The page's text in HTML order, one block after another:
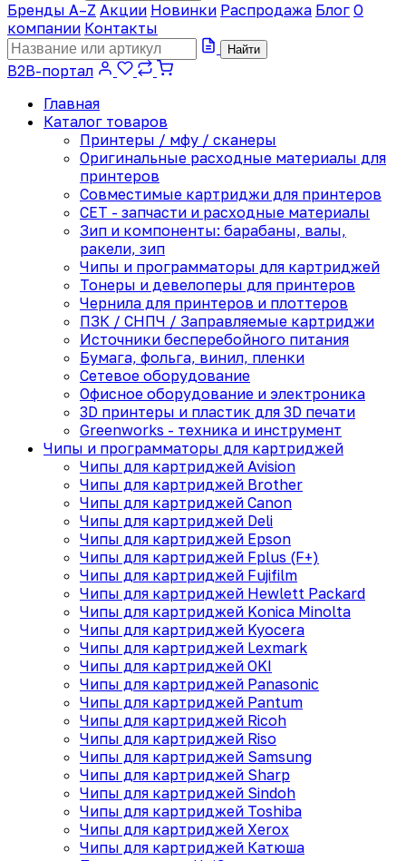
Бренды A–Z Акции Новинки Распродажа Блог О
компании Контакты
Найти
B2B-портал
Главная
Каталог товаров
Принтеры / мфу / сканеры
Оригинальные расходные материалы для
принтеров
Совместимые картриджи для принтеров
CET - запчасти и расходные материалы
Зип и компоненты: барабаны, валы,
ракели, зип
Чипы и программаторы для картриджей
Тонеры и девелоперы для принтеров
Чернила для принтеров и плоттеров
ПЗК / СНПЧ / Заправляемые картриджи
Источники бесперебойного питания
Бумага, фольга, винил, пленки
Сетевое оборудование
Офисное оборудование и электроника
3D принтеры и пластик для 3D печати
Greenworks - техника и инструмент
Чипы и программаторы для картриджей
Чипы для картриджей Avision
Чипы для картриджей Brother
Чипы для картриджей Canon
Чипы для картриджей Deli
Чипы для картриджей Epson
Чипы для картриджей Fplus (F+)
Чипы для картриджей Fujifilm
Чипы для картриджей Hewlett Packard
Чипы для картриджей Konica Minolta
Чипы для картриджей Kyocera
Чипы для картриджей Lexmark
Чипы для картриджей OKI
Чипы для картриджей Panasonic
Чипы для картриджей Pantum
Чипы для картриджей Ricoh
Чипы для картриджей Riso
Чипы для картриджей Samsung
Чипы для картриджей Sharp
Чипы для картриджей Sindoh
Чипы для картриджей Toshiba
Чипы для картриджей Xerox
Чипы для картриджей Катюша